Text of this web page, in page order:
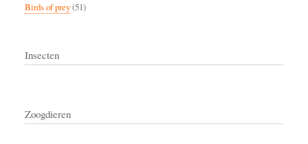
Birds of prey(51)
Insecten
Zoogdieren